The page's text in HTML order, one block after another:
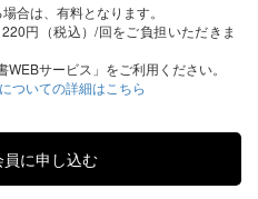
合は、有料となります。
円（税込）/回をご負担いただきま
サービス」をご利用ください。
ついての詳細はこちら